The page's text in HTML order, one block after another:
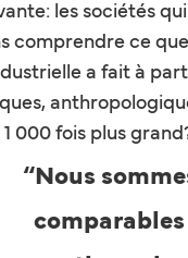
les sociétés
comprendre ce
a fait à
000 fois plus
“Nous